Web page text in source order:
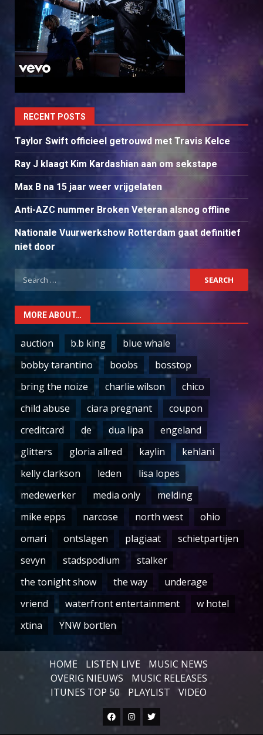
RECENT POSTS
Taylor Swift officieel getrouwd met Travis Kelce
Ray J klaagt Kim Kardashian aan om sekstape
Max B na 15 jaar weer vrijgelaten
Anti-AZC nummer Broken Veteran alsnog offline
Nationale Vuurwerkshow Rotterdam gaat definitief
niet door
Search
for:
MORE ABOUT…
auction b.b king
blue whale
bobby tarantino
boobs
bosstop
bring the noize
charlie wilson
chico
child abuse
ciara pregnant
coupon
creditcard
de dua lipa
engeland
glitters
gloria allred kaylin
kehlani
kelly clarkson
leden
lisa lopes
medewerker
media only
melding
mike epps
narcose north west
ohio
omari
ontslagen plagiaat
schietpartijen
sevyn
stadspodium
stalker
the tonight show
the way
underage
vriend
waterfront entertainment
w hotel
xtina
YNW bortlen
HOME LISTEN LIVE
MUSIC NEWS
OVERIG NIEUWS
MUSIC RELEASES
ITUNES TOP 50
PLAYLIST VIDEO
Facebook
Instagram
Twitter